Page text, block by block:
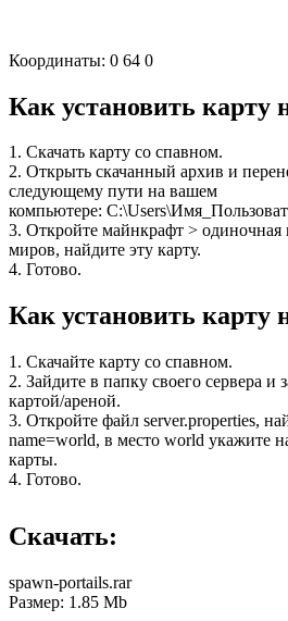
Координаты: 0 64 0
Как установить карту
1. Скачать карту со спавном.
2. Открыть скачанный архив и
следующему пути на вашем
компьютере:
3. Откройте майнкрафт > одиночная
миров, найдите эту карту.
4. Готово.
Как установить карту
1. Скачайте карту со спавном.
2. Зайдите в папку своего сервера и
картой/ареной.
3. Откройте файл server.properties,
name=world, в место world укажите
карты.
4. Готово.
Скачать:
spawn-portails.rar
Размер: 1.85 Mb